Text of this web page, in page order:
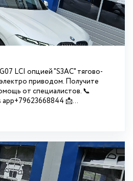
LCI опцией "S3АС" тягово-
приводом. Получите
от специалистов. 📞
📩...